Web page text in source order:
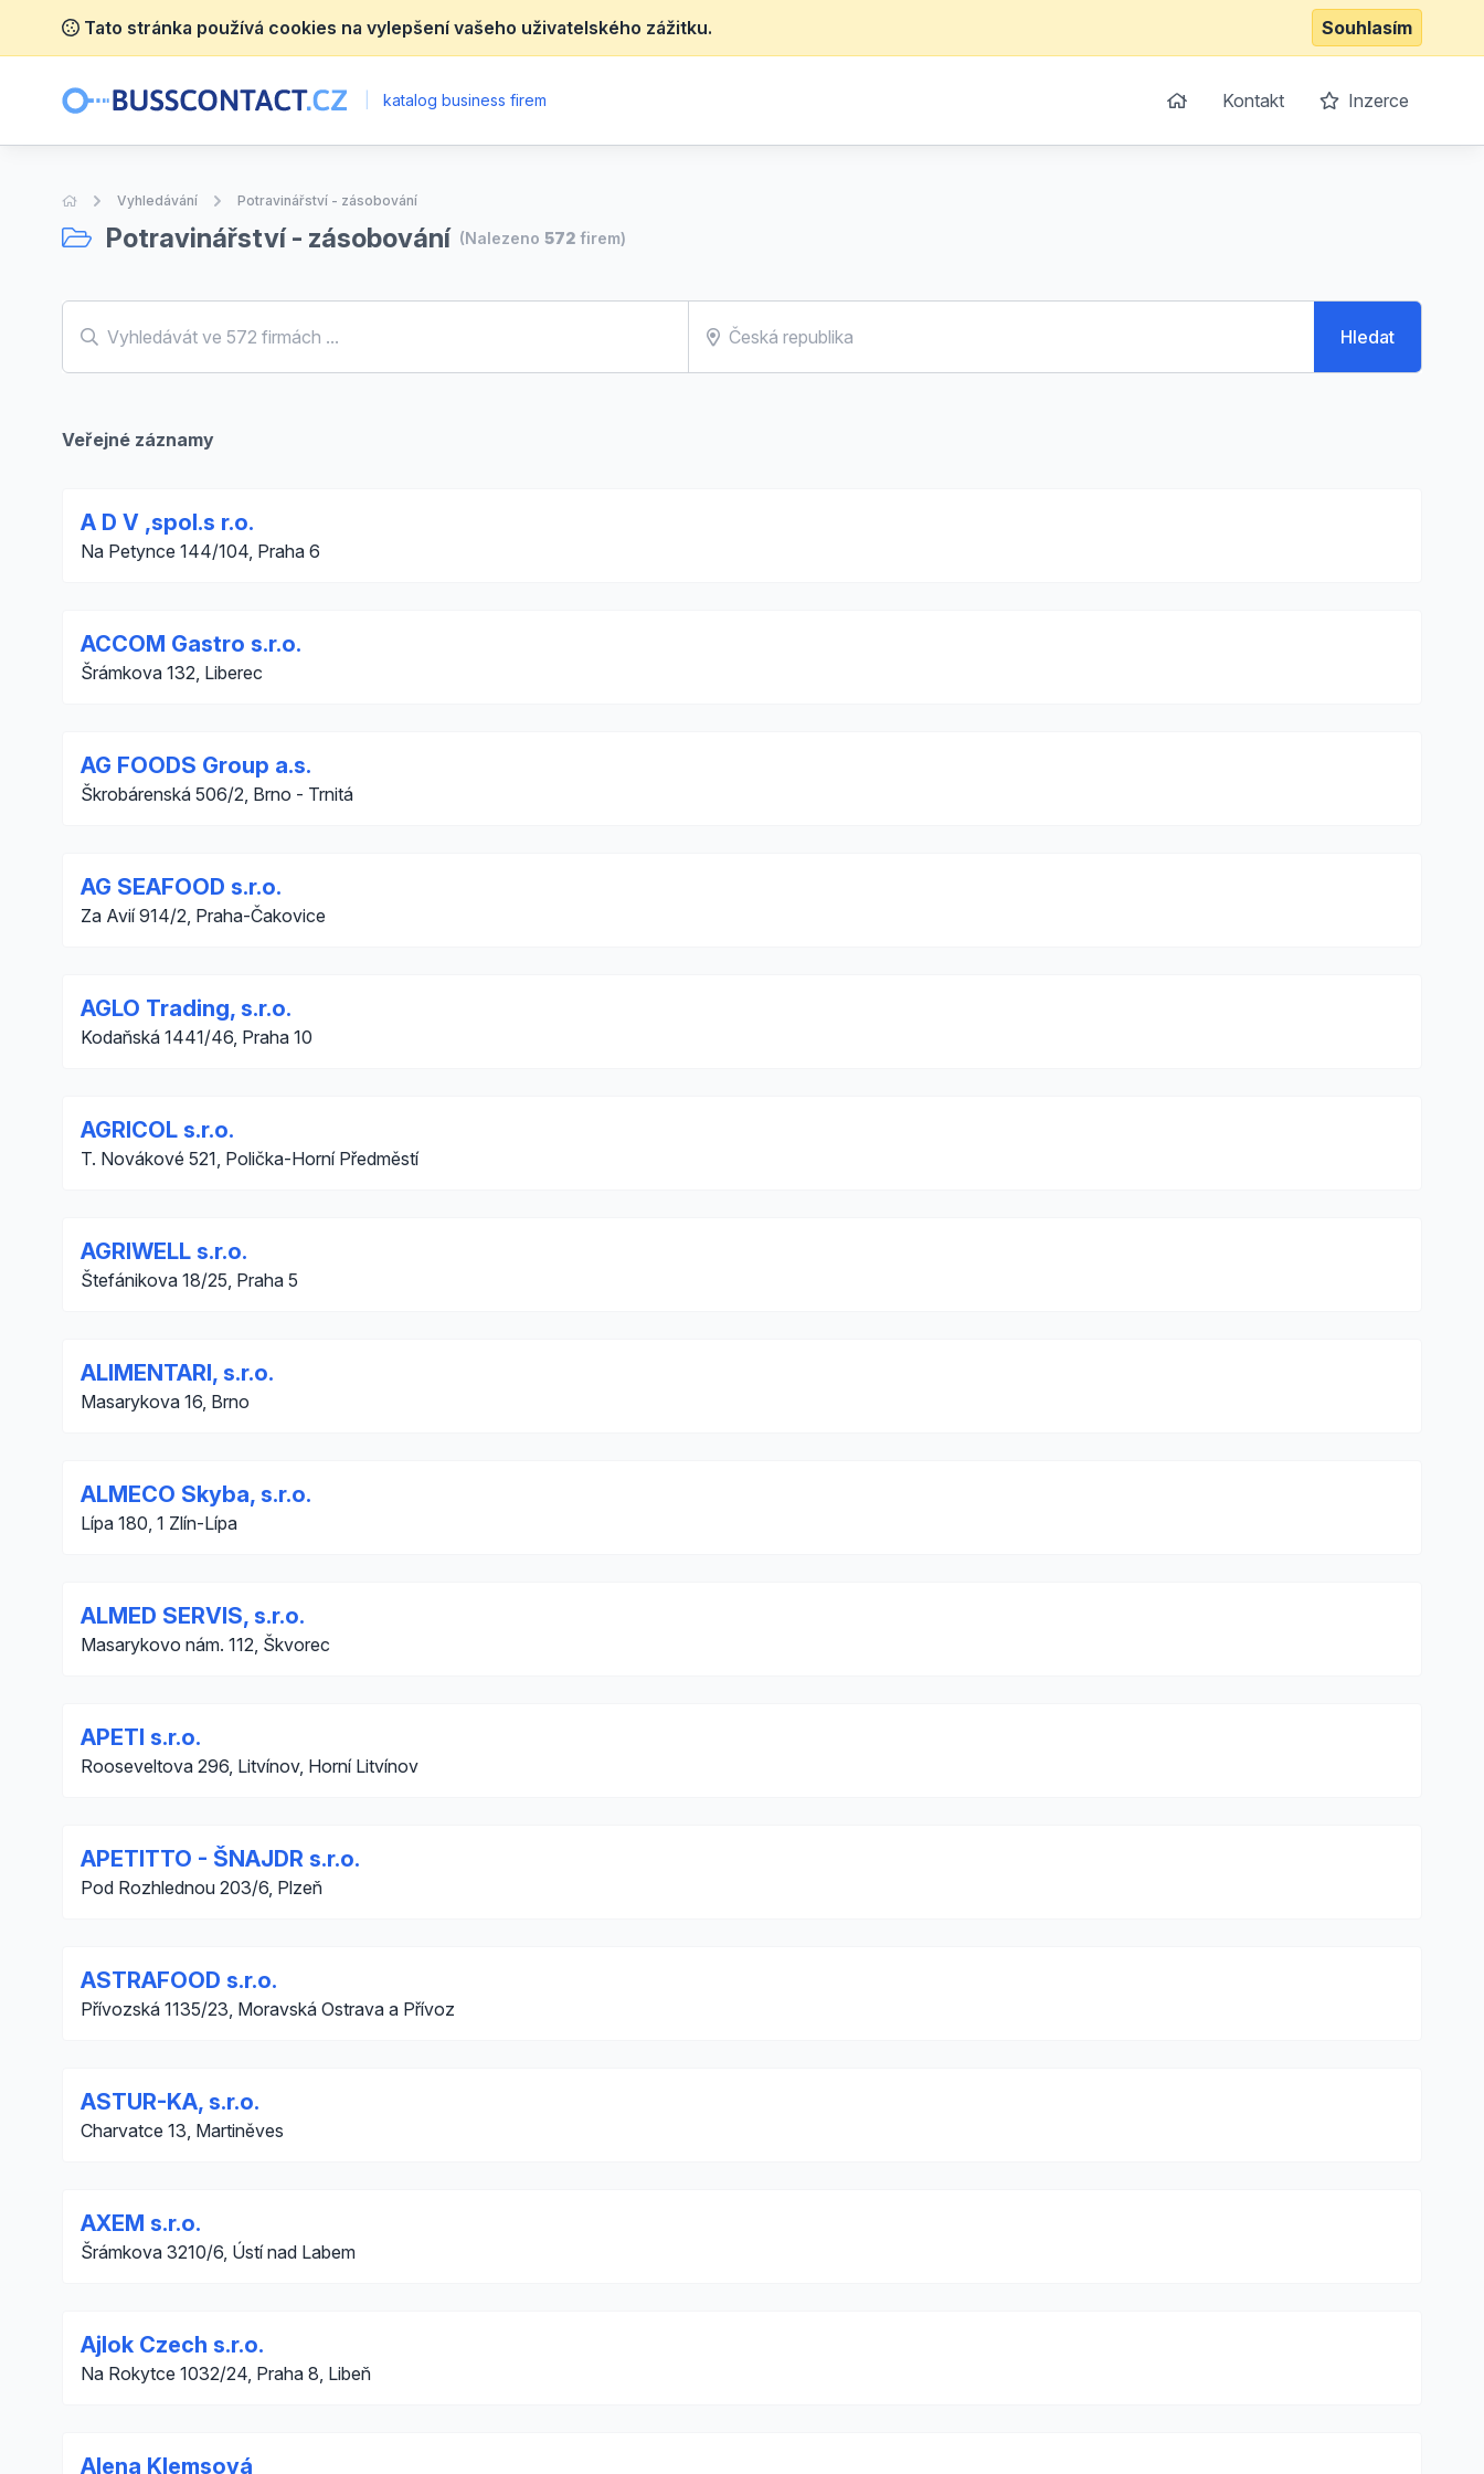
Tato stránka používá cookies na vylepšení vašeho uživatelského zážitku. Souhlasím
katalog business firem Kontakt Inzerce
Úvodní stránka
Vyhledávání Potravinářství - zásobování
Potravinářství - zásobování (Nalezeno 572 firem)
Hledat
Veřejné záznamy
A D V ,spol.s r.o.
Na Petynce 144/104, Praha 6
ACCOM Gastro s.r.o.
Šrámkova 132, Liberec
AG FOODS Group a.s.
Škrobárenská 506/2, Brno - Trnitá
AG SEAFOOD s.r.o.
Za Avií 914/2, Praha-Čakovice
AGLO Trading, s.r.o.
Kodaňská 1441/46, Praha 10
AGRICOL s.r.o.
T. Novákové 521, Polička-Horní Předměstí
AGRIWELL s.r.o.
Štefánikova 18/25, Praha 5
ALIMENTARI, s.r.o.
Masarykova 16, Brno
ALMECO Skyba, s.r.o.
Lípa 180, 1 Zlín-Lípa
ALMED SERVIS, s.r.o.
Masarykovo nám. 112, Škvorec
APETI s.r.o.
Rooseveltova 296, Litvínov, Horní Litvínov
APETITTO - ŠNAJDR s.r.o.
Pod Rozhlednou 203/6, Plzeň
ASTRAFOOD s.r.o.
Přívozská 1135/23, Moravská Ostrava a Přívoz
ASTUR-KA, s.r.o.
Charvatce 13, Martiněves
AXEM s.r.o.
Šrámkova 3210/6, Ústí nad Labem
Ajlok Czech s.r.o.
Na Rokytce 1032/24, Praha 8, Libeň
Alena Klemsová